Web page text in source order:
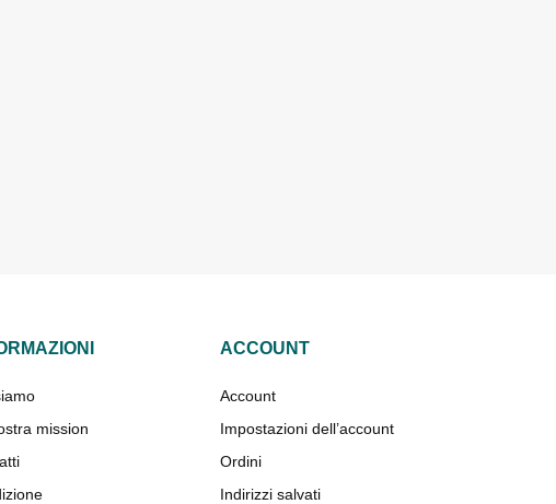
mission
ACCOUNT
Account
Impostazioni dell’account
Ordini
Indirizzi salvati